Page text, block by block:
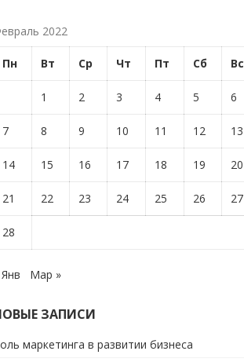
2022
Пн Вт Ср Чт Пт Сб Вс
1 2 3 4 5 6
7 8 9 10 11 12 13
14 15 16 17 18 19 20
21 22 23 24 25 26 27
28
Мар »
ЗАПИСИ
маркетинга в развитии бизнеса